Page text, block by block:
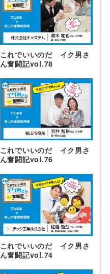
これでいいのだ イク男さ
ん奮闘記vol.78
これでいいのだ イク男さ
ん奮闘記vol.76
これでいいのだ イク男さ
ん奮闘記vol.74